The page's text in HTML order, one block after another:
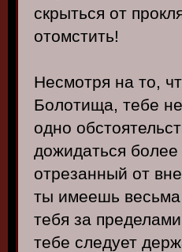
скрыться от
отомстить!
Несмотря на то,
Болотища, тебе
одно
дожидаться
отрезанный от
ты имеешь весьма
тебя за
тебе следует